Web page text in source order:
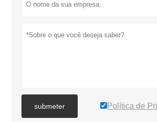
submeter Política de